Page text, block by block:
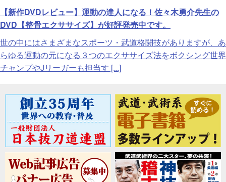
【新作DVDレビュー】運動の達人になる！佐々木勇介先生の
DVD【整骨エクササイズ】が好評発売中です。
世の中にはさまざまなスポーツ・武道格闘技がありますが、あ
らゆる運動の元になる３つのエクササイズ法をボクシング世界
チャンプやJリーガーも担当す [...]